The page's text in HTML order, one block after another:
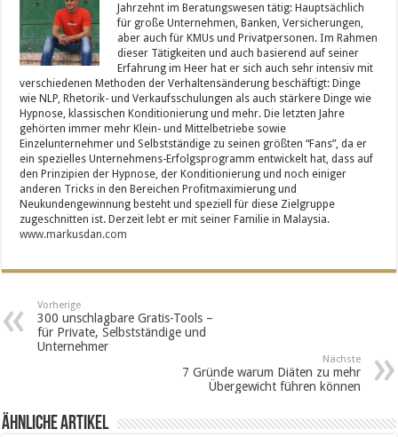
Jahrzehnt im Beratungswesen tätig: Hauptsächlich
für große Unternehmen, Banken, Versicherungen,
aber auch für KMUs und Privatpersonen. Im Rahmen
dieser Tätigkeiten und auch basierend auf seiner
Erfahrung im Heer hat er sich auch sehr intensiv mit
verschiedenen Methoden der Verhaltensänderung beschäftigt: Dinge
wie NLP, Rhetorik- und Verkaufsschulungen als auch stärkere Dinge wie
Hypnose, klassischen Konditionierung und mehr. Die letzten Jahre
gehörten immer mehr Klein- und Mittelbetriebe sowie
Einzelunternehmer und Selbstständige zu seinen größten “Fans”, da er
ein spezielles Unternehmens-Erfolgsprogramm entwickelt hat, dass auf
den Prinzipien der Hypnose, der Konditionierung und noch einiger
anderen Tricks in den Bereichen Profitmaximierung und
Neukundengewinnung besteht und speziell für diese Zielgruppe
zugeschnitten ist. Derzeit lebt er mit seiner Familie in Malaysia.
www.markusdan.com
Vorherige
300 unschlagbare Gratis-Tools –
für Private, Selbstständige und
Unternehmer
Nächste
7 Gründe warum Diäten zu mehr
Übergewicht führen können
Ähnliche Artikel